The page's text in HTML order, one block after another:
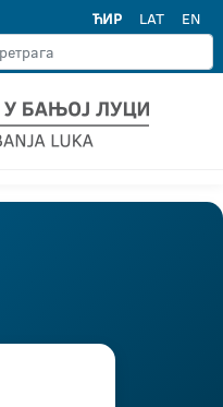
ЋИР LAT EN